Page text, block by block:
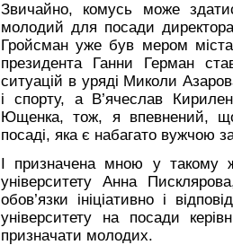
Звичайно, комусь може
молодий для посади
Гройсман уже був мером міста
президента Ганни Герман
ситуацій в уряді Миколи
і спорту, а В’ячеслав
Ющенка, тож, я впевнений,
посаді, яка є набагато вужчою
І призначена мною у такому
університету Анна
обов’язки ініціативно і
університету на посади
призначати молодих.